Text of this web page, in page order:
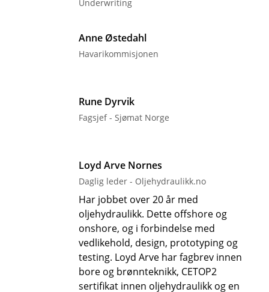
Underwriting
Anne Østedahl
Havarikommisjonen
Rune Dyrvik
Fagsjef - Sjømat Norge
Loyd Arve Nornes
Daglig leder - Oljehydraulikk.no
Har jobbet over 20 år med
oljehydraulikk. Dette offshore og
onshore, og i forbindelse med
vedlikehold, design, prototyping og
testing. Loyd Arve har fagbrev innen
bore og brønnteknikk, CETOP2
sertifikat innen oljehydraulikk og en